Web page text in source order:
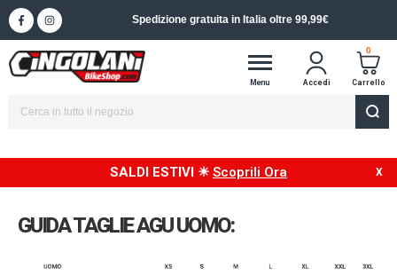
Spedizione in 24/48h in Italia
Menu Accedi
0
Carrello
SALDI ESTIVI ☀ Scoprili Ora
GUIDA TAGLIE AGU UOMO: